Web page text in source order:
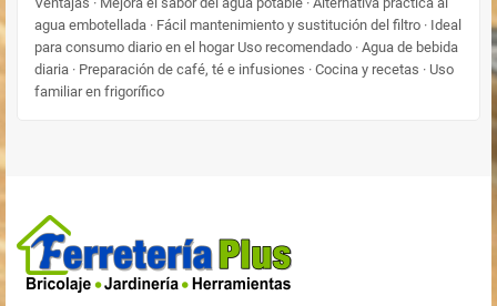
agua embotellada · Fácil mantenimiento y sustitución del filtro · Ideal
para consumo diario en el hogar Uso recomendado · Agua de bebida
diaria · Preparación de café, té e infusiones · Cocina y recetas · Uso
familiar en frigorífico